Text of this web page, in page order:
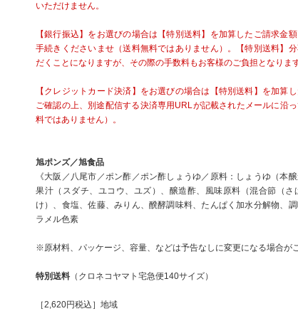
いただけません。
【銀行振込】をお選びの場合は【特別送料】を加算したご請求金
手続きくださいませ（送料無料ではありません）。【特別送料】
だくことになりますが、その際の手数料もお客様のご負担となりま
【クレジットカード決済】をお選びの場合は【特別送料】を加算
ご確認の上、別途配信する決済専用URLが記載されたメールに沿
料ではありません）。
旭ポンズ／旭食品
《大阪／八尾市／ポン酢／ポン酢しょうゆ／原料：しょうゆ（本
果汁（スダチ、ユコウ、ユズ）、醸造酢、風味原料（混合節（
け）、食塩、佐藤、みりん、醗酵調味料、たんぱく加水分解物、
ラメル色素
※原材料、パッケージ、容量、などは予告なしに変更になる場合が
特別送料 （クロネコヤマト宅急便140サイズ）
［2,620円税込］地域